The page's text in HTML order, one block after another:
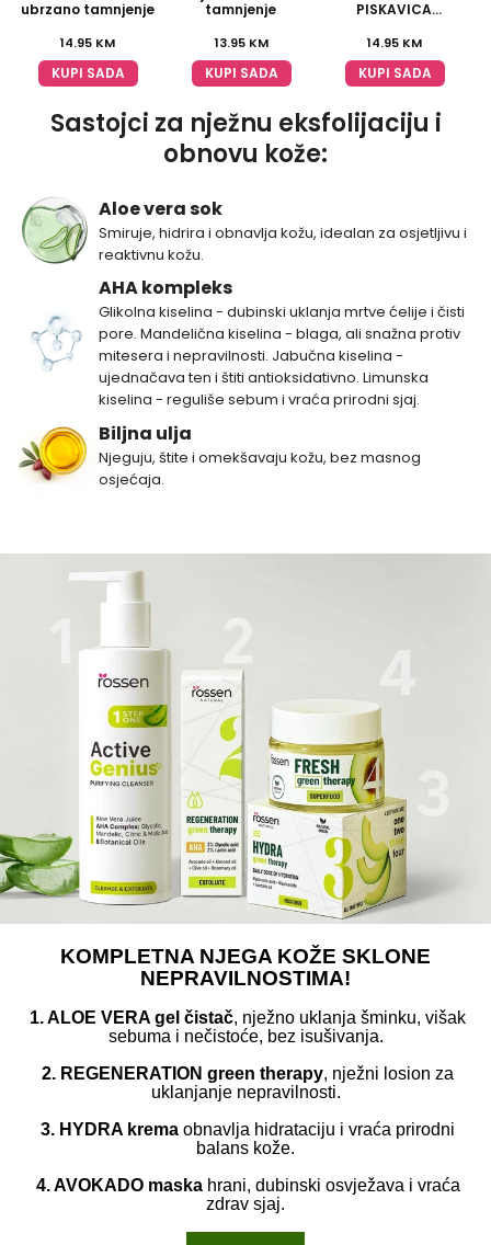
ubrzano tamnjenje
14.95 KM
KUPI SADA
tamnjenje
13.95 KM
KUPI SADA
PISKAVICA
šampon
14.95 KM
KUPI SADA
Sastojci za nježnu eksfolijaciju i
obnovu kože:
Aloe vera sok
Smiruje, hidrira i obnavlja kožu, idealan za osjetljivu i
reaktivnu kožu.
AHA kompleks
Glikolna kiselina - dubinski uklanja mrtve ćelije i čisti
pore. Mandelična kiselina - blaga, ali snažna protiv
mitesera i nepravilnosti. Jabučna kiselina -
ujednačava ten i štiti antioksidativno. Limunska
kiselina - reguliše sebum i vraća prirodni sjaj.
Biljna ulja
Njeguju, štite i omekšavaju kožu, bez masnog
osjećaja.
KOMPLETNA NJEGA KOŽE SKLONE
NEPRAVILNOSTIMA!
1. ALOE VERA gel čistač, nježno uklanja šminku, višak
sebuma i nečistoće, bez isušivanja.
2. REGENERATION green therapy, nježni losion za
uklanjanje nepravilnosti.
3. HYDRA krema obnavlja hidrataciju i vraća prirodni
balans kože.
4. AVOKADO maska hrani, dubinski osvježava i vraća
zdrav sjaj.